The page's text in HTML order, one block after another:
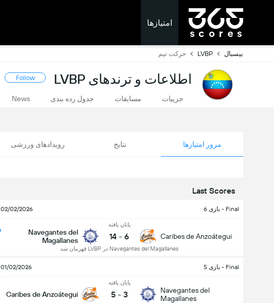
امتیازها
بیسبال LVBP حرکت تیم
اطلاعات و ترندهای LVBP Follow
جزییات مسابقات جدول رده بندی News
مرور امتیازها نتایج رویدادهای ورزشی
Last Scores
Final - بازی 6 02/02/2026
Caribes de Anzoátegui
پایان یافته
6
-
14
Navegantes del Magallanes در LVBP قهرمان شد
Navegantes del
Magallanes
Final - بازی 5 01/02/2026
Navegantes del
Magallanes
پایان یافته
3
-
5
Caribes de Anzoátegui